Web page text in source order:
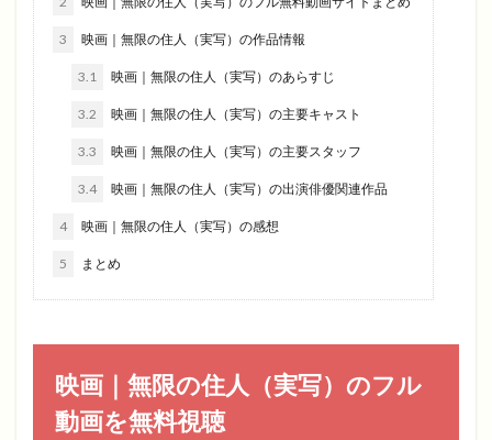
3 映画｜無限の住人（実写）の作品情報
3.1 映画｜無限の住人（実写）のあらすじ
3.2 映画｜無限の住人（実写）の主要キャスト
3.3 映画｜無限の住人（実写）の主要スタッフ
3.4 映画｜無限の住人（実写）の出演俳優関連作品
4 映画｜無限の住人（実写）の感想
5 まとめ
映画｜無限の住人（実写）のフル
動画を無料視聴